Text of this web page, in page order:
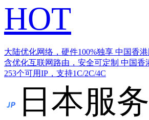
HOT
大陆优化网络，硬件100%独享 中国香
含优化互联网路由，安全可定制 中国香
253个可用IP，支持1C/2C/4C
日本服